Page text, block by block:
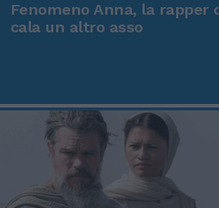
Fenomeno Anna, la rapper
cala un altro asso